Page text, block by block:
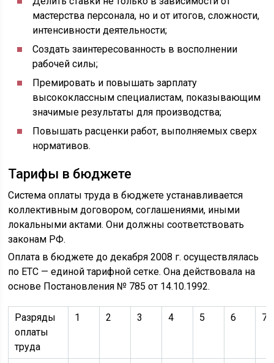
мастерства персонала, но и от итогов, сложности,
интенсивности деятельности;
Создать заинтересованность в восполнении
рабочей силы;
Премировать и повышать зарплату
высококлассным специалистам, показывающим
значимые результаты для производства;
Повышать расценки работ, выполняемых сверх
нормативов.
Тарифы в бюджете
Система оплаты труда в бюджете устанавливается
коллективным договором, соглашениями, иными
локальными актами. Они должны соответствовать
законам РФ.
Оплата в бюджете до декабря 2008 г. осуществлялась
по ЕТС — единой тарифной сетке. Она действовала на
основе Постановления № 785 от 14.10.1992.
Разряды
оплаты
труда
1 2 3 4 5 6 7